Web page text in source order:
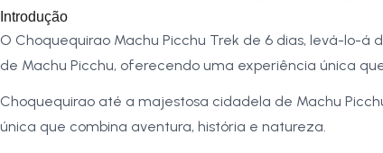
Introdução
O Choquequirao Machu Picchu Trek de 6 dias, levá-lo-
de Machu Picchu, oferecendo uma experiência única
Choquequirao até a majestosa cidadela de Machu
única que combina aventura, história e natureza.